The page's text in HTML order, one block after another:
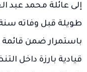
إلى عائلة محمد عبد
باستمرار ضمن
قيادية بارزة داخل